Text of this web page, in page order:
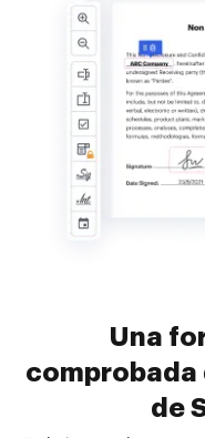
Una
comprobada
de